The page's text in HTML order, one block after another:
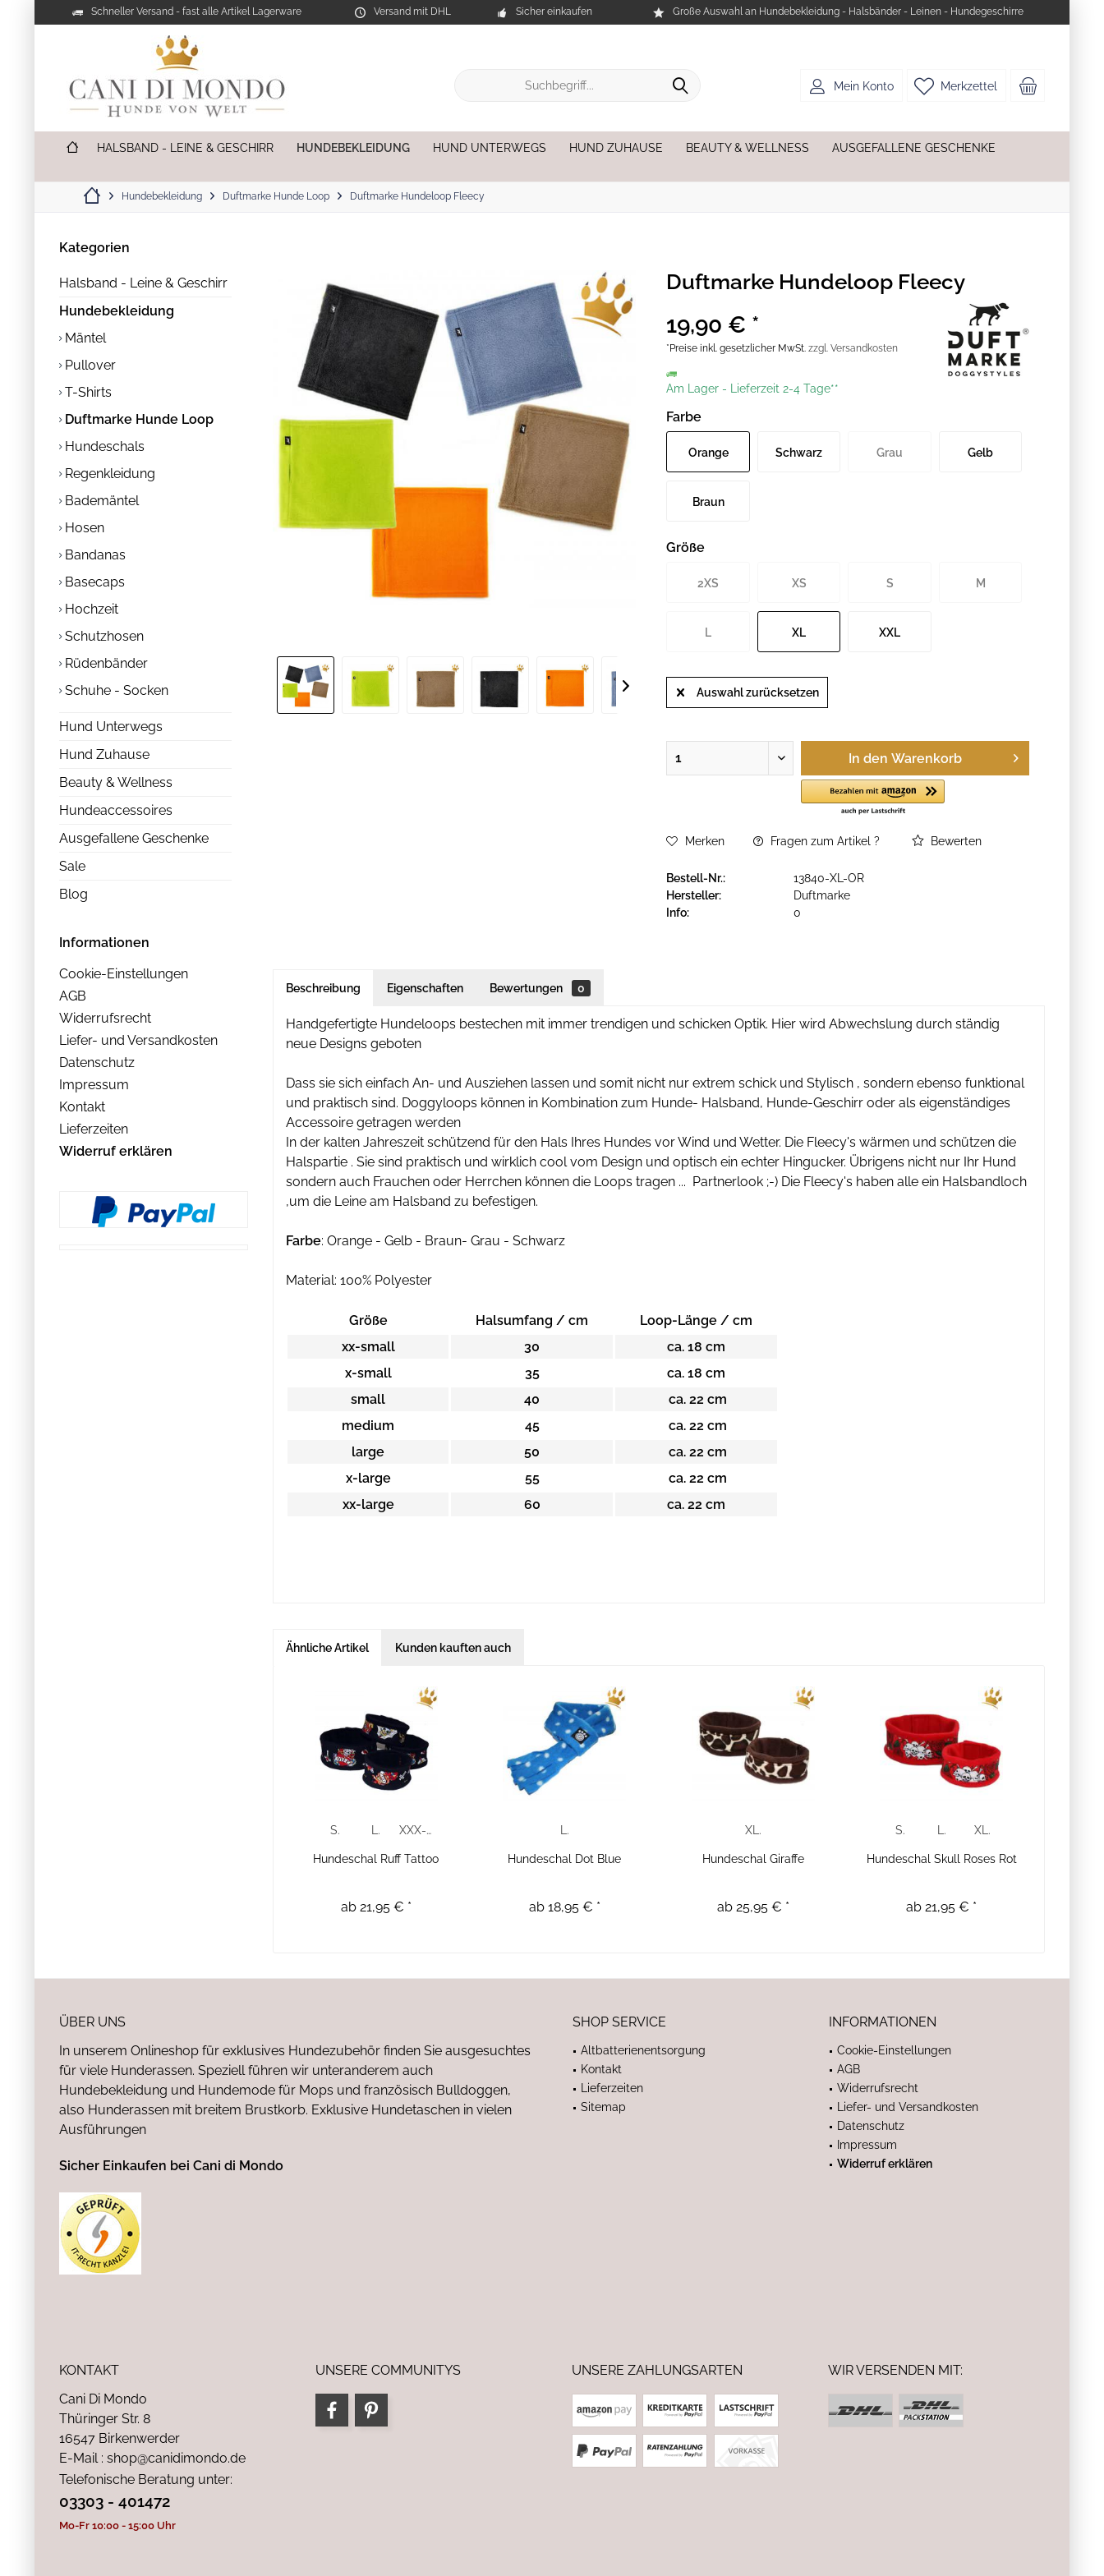
Schneller Versand - fast alle Artikel Lagerware Versand mit DHL Sicher einkaufen Große Auswahl an Hundebekleidung - Halsbänder - Leinen - Hundegeschirre
Merkzettel
Mein Konto
HALSBAND - LEINE & GESCHIRR HUNDEBEKLEIDUNG HUND UNTERWEGS HUND ZUHAUSE BEAUTY & WELLNESS AUSGEFALLENE GESCHENKE
Hundebekleidung Duftmarke Hunde Loop Duftmarke Hundeloop Fleecy
Kategorien
Halsband - Leine & Geschirr
Hundebekleidung
Mäntel
Pullover
T-Shirts
Duftmarke Hunde Loop
Hundeschals
Regenkleidung
Bademäntel
Hosen
Bandanas
Basecaps
Hochzeit
Schutzhosen
Rüdenbänder
Schuhe - Socken
Hund Unterwegs
Hund Zuhause
Beauty & Wellness
Hundeaccessoires
Ausgefallene Geschenke
Sale
Blog
Informationen
Cookie-Einstellungen
AGB
Widerrufsrecht
Liefer- und Versandkosten
Datenschutz
Impressum
Kontakt
Lieferzeiten
Widerruf erklären
Duftmarke Hundeloop Fleecy
19,90 € *
*Preise inkl. gesetzlicher MwSt.zzgl. Versandkosten
Am Lager - Lieferzeit 2-4 Tage**
Farbe
Orange Schwarz Grau Gelb
Braun
Größe
2XS XS S M
L XL XXL
Auswahl zurücksetzen
In den Warenkorb
Merken Fragen zum Artikel ? Bewerten
Bestell-Nr.:
13840-XL-OR
Hersteller:
Duftmarke
Info:
0
Beschreibung Eigenschaften Bewertungen 0
Handgefertigte Hundeloops bestechen mit immer trendigen und schicken Optik. Hier wird Abwechslung durch ständig
neue Designs geboten
Dass sie sich einfach An- und Ausziehen lassen und somit nicht nur extrem schick und Stylisch , sondern ebenso funktional
und praktisch sind. Doggyloops können in Kombination zum Hunde- Halsband, Hunde-Geschirr oder als eigenständiges
Accessoire getragen werden
In der kalten Jahreszeit schützend für den Hals Ihres Hundes vor Wind und Wetter. Die Fleecy's wärmen und schützen die
Halspartie . Sie sind praktisch und wirklich cool vom Design und optisch ein echter Hingucker. Übrigens nicht nur Ihr Hund
sondern auch Frauchen oder Herrchen können die Loops tragen ... Partnerlook ;-) Die Fleecy's haben alle ein Halsbandloch
,um die Leine am Halsband zu befestigen.
Farbe: Orange - Gelb - Braun- Grau - Schwarz
Material: 100% Polyester
Größe Halsumfang / cm
Loop-Länge / cm
xx-small
30
ca. 18 cm
x-small
35
ca. 18 cm
small
40
ca. 22 cm
medium
45
ca. 22 cm
large
50
ca. 22 cm
x-large
55
ca. 22 cm
xx-large
60 ca. 22 cm
Ähnliche Artikel Kunden kauften auch
S. L. XXX-Large
Hundeschal Ruff Tattoo
ab 21,95 € *
L.
Hundeschal Dot Blue
ab 18,95 € *
XL.
Hundeschal Giraffe
ab 25,95 € *
S. L. XL.
Hundeschal Skull Roses Rot
ab 21,95 € *
ÜBER UNS
In unserem Onlineshop für exklusives Hundezubehör finden Sie ausgesuchtes
für viele Hunderassen. Speziell führen wir unteranderem auch
Hundebekleidung und Hundemode für Mops und französisch Bulldoggen,
also Hunderassen mit breitem Brustkorb. Exklusive Hundetaschen in vielen
Ausführungen
Sicher Einkaufen bei Cani di Mondo
SHOP SERVICE
Altbatterienentsorgung
Kontakt
Lieferzeiten
Sitemap
INFORMATIONEN
Cookie-Einstellungen
AGB
Widerrufsrecht
Liefer- und Versandkosten
Datenschutz
Impressum
Widerruf erklären
KONTAKT
Cani Di Mondo
Thüringer Str. 8
16547 Birkenwerder
E-Mail : shop@canidimondo.de
Telefonische Beratung unter:
03303 - 401472
Mo-Fr 10:00 - 15:00 Uhr
UNSERE COMMUNITYS UNSERE ZAHLUNGSARTEN WIR VERSENDEN MIT: